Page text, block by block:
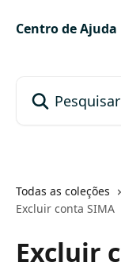
Centro de Ajuda
Todas as coleções
Excluir conta SIMA
Excluir